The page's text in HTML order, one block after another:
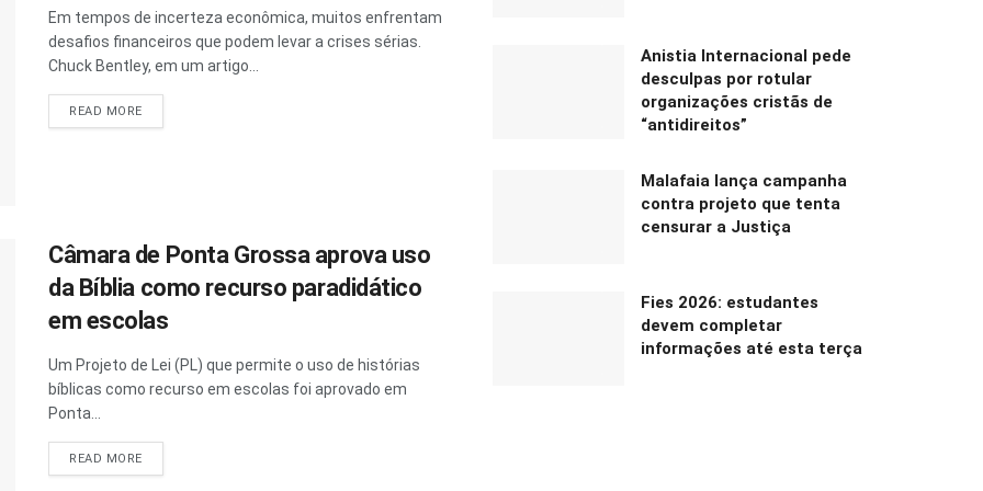
Em tempos de incerteza econômica, muitos enfrentam
desafios financeiros que podem levar a crises sérias.
Chuck Bentley, em um artigo...
READ MORE
Câmara de Ponta Grossa aprova uso
da Bíblia como recurso paradidático
em escolas
Um Projeto de Lei (PL) que permite o uso de histórias
bíblicas como recurso em escolas foi aprovado em
Ponta...
READ MORE
Anistia Internacional pede
desculpas por rotular
organizações cristãs de
“antidireitos”
Malafaia lança campanha
contra projeto que tenta
censurar a Justiça
Fies 2026: estudantes
devem completar
informações até esta terça